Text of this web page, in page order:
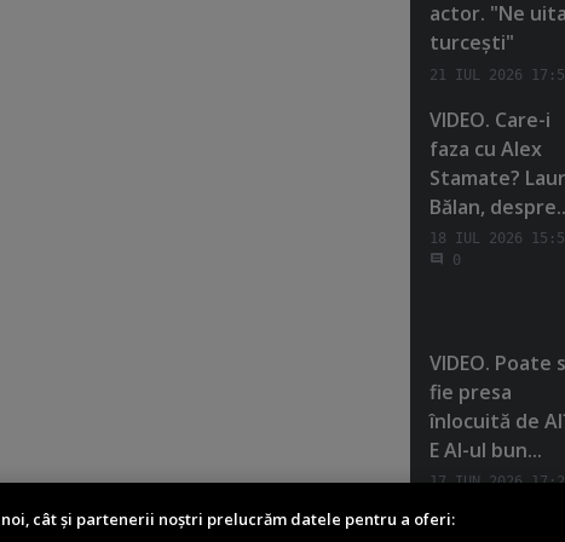
actor. "Ne
turceşti"
21 IUL 2026
VIDEO. Care-i
faza cu Alex
Stamate?
Bălan,
18 IUL 2026
0
VIDEO. Poate
fie presa
înlocuită de
E AI-ul bun...
17 IUN 2026
cât și partenerii noștri prelucrăm datele pentru a oferi: